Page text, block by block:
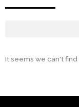
It seems we can't